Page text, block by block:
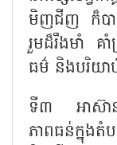
មិញជីញ ក៏បា
រួមដ៏រឹងមាំ គ
ធម៌ និងបរិយា
ទី៣ អាស៊ាន
ភាពធន់ក្នុង